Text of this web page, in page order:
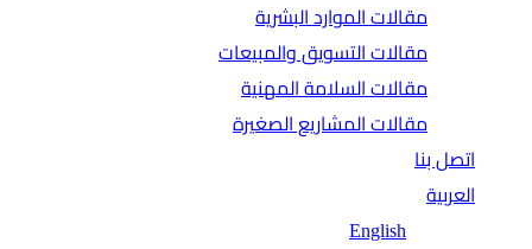
مقالات الموارد البشرية
مقالات التسويق والمبيعات
مقالات السلامة المهنية
مقالات المشاريع الصغيرة
اتصل بنا
العربية
English